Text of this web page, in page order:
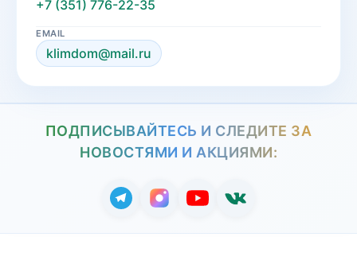
+7 (351) 776-22-35
EMAIL
klimdom@mail.ru
ПОДПИСЫВАЙТЕСЬ И СЛЕДИТЕ ЗА
НОВОСТЯМИ И АКЦИЯМИ: